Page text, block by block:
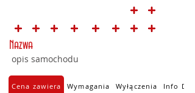
Nazwa
opis samochodu
Cena zawiera Wymagania Wyłączenia Info